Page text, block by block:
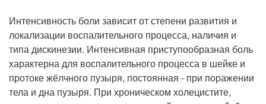
Интенсивность боли зависит от степени развития и
локализации воспалительного процесса, наличия и
типа дискинезии. Интенсивная приступообразная боль
характерна для воспалительного процесса в шейке и
протоке жёлчного пузыря, постоянная - при поражении
тела и дна пузыря. При хроническом холецистите,